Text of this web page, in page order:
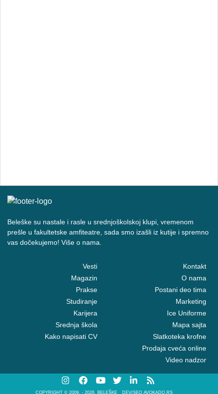
Beleške su nastale i rasle u srednjoškolskoj klupi, vremenom
prešle u fakultetske amfiteatre, sada smo izašli iz kutije i spremno
vas dočekujemo! Više o nama.
Vesti
Magazin
Prakse
Studiranje
Karijera
Srednja škola
Kako napisati CV
Kontakt
O nama
Postani deo tima
Marketing
Ice Uniforme
Mapa sajta
Slatkoteka krofne
Prodaja cveća online
Video nadzor
COPYRIGHT © 2009. - 2026. BELEŠKE DEV/SEO AVOKADO.RS